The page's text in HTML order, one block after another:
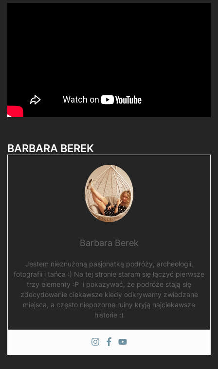
BARBARA BEREK
Barbara Berek
Jestem nieznużoną pasjonatką podróży, archeologii,
fotografii i tańca :) Na tej stronie staram się łączyć pierwsze
trzy elementy :P i pokazywać, że podróże stają się
zdecydowanie ciekawsze kiedy odkrywamy zwiedzane
miejsca, a często niepozorne ruiny kryją najciekawsze
historie :)